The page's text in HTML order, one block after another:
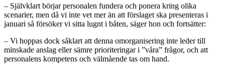
– Självklart börjar personalen fundera och ponera kring olika
scenarier, men då vi inte vet mer än att förslaget ska presenteras i
januari så försöker vi sitta lugnt i båten, säger hon och fortsätter:
– Vi hoppas dock såklart att denna omorganisering inte leder till
minskade anslag eller sämre prioriteringar i ”våra” frågor, och att
personalens kompetens och välmående tas om hand.